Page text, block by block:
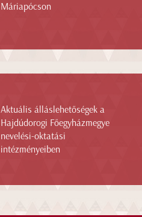
Máriapócson
Aktuális álláslehetőségek a
Hajdúdorogi Főegyházmegye
nevelési-oktatási
intézményeiben